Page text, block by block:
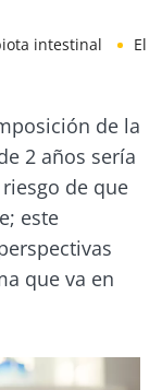
intestinal El
de la
2 años sería
de que
este
que va en